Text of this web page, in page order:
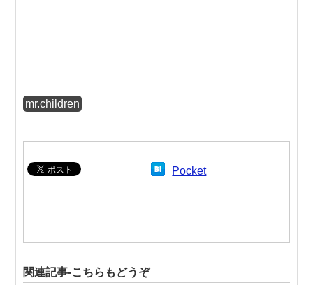
mr.children
Pocket
関連記事-こちらもどうぞ